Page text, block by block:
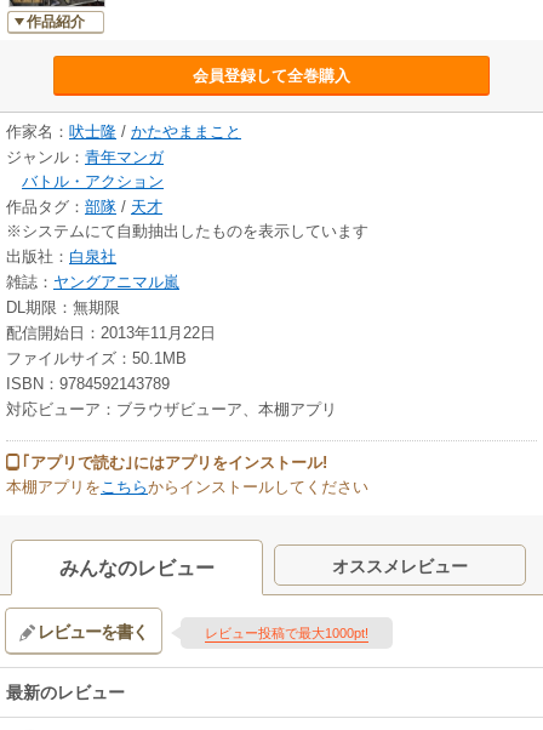
作品紹介
会員登録して全巻購入
作家名： 吠士隆 / かたやままこと
ジャンル： 青年マンガ
バトル・アクション
作品タグ： 部隊 / 天才
※システムにて自動抽出したものを表示しています
出版社： 白泉社
雑誌： ヤングアニマル嵐
DL期限：無期限
配信開始日：2013年11月22日
ファイルサイズ：50.1MB
ISBN：9784592143789
対応ビューア：ブラウザビューア、本棚アプリ
｢アプリで読む｣にはアプリをインストール!
本棚アプリをこちらからインストールしてください
みんなのレビュー オススメレビュー
レビューを書く レビュー投稿で最大1000pt!
最新のレビュー